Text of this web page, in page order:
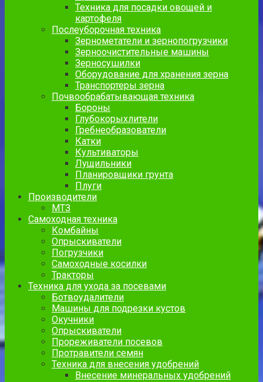
Техника для посадки овощей и
картофеля
Послеуборочная техника
Зернометатели и зернопогрузчики
Зерноочистительные машины
Зерносушилки
Оборудование для хранения зерна
Транспортеры зерна
Почвообрабатывающая техника
Бороны
Глубокорыхлители
Гребнеобразователи
Катки
Культиваторы
Лущильники
Планировщики грунта
Плуги
Производители
МТЗ
Самоходная техника
Комбайны
Опрыскиватели
Погрузчики
Самоходные косилки
Тракторы
Техника для ухода за посевами
Ботвоудалители
Машины для подрезки кустов
Окучники
Опрыскиватели
Прореживатели посевов
Протравители семян
Техника для внесения удобрений
Внесение минеральных удобрений